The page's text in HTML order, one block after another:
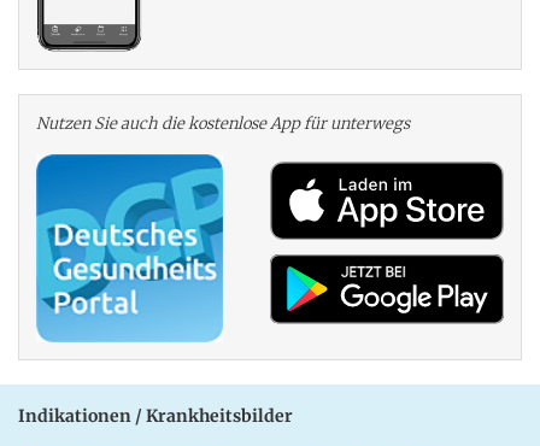
Nutzen Sie auch die kosten­lose App für unterwegs
Indikationen / Krankheitsbilder